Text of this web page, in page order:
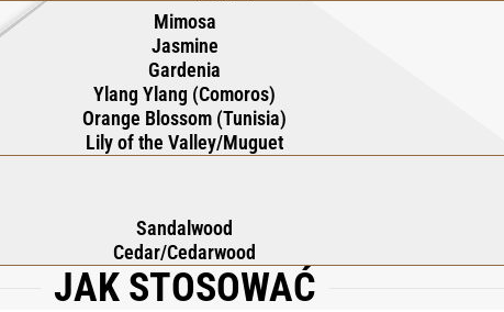
Mimosa
Jasmine
Gardenia
Ylang Ylang (Comoros)
Orange Blossom (Tunisia)
Lily of the Valley/Muguet
Sandalwood
Cedar/Cedarwood
JAK STOSOWAĆ